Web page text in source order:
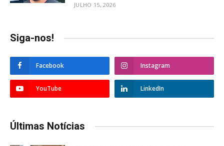
JULHO 15, 2026
Siga-nos!
Facebook Instagram
YouTube LinkedIn
Últimas Notícias